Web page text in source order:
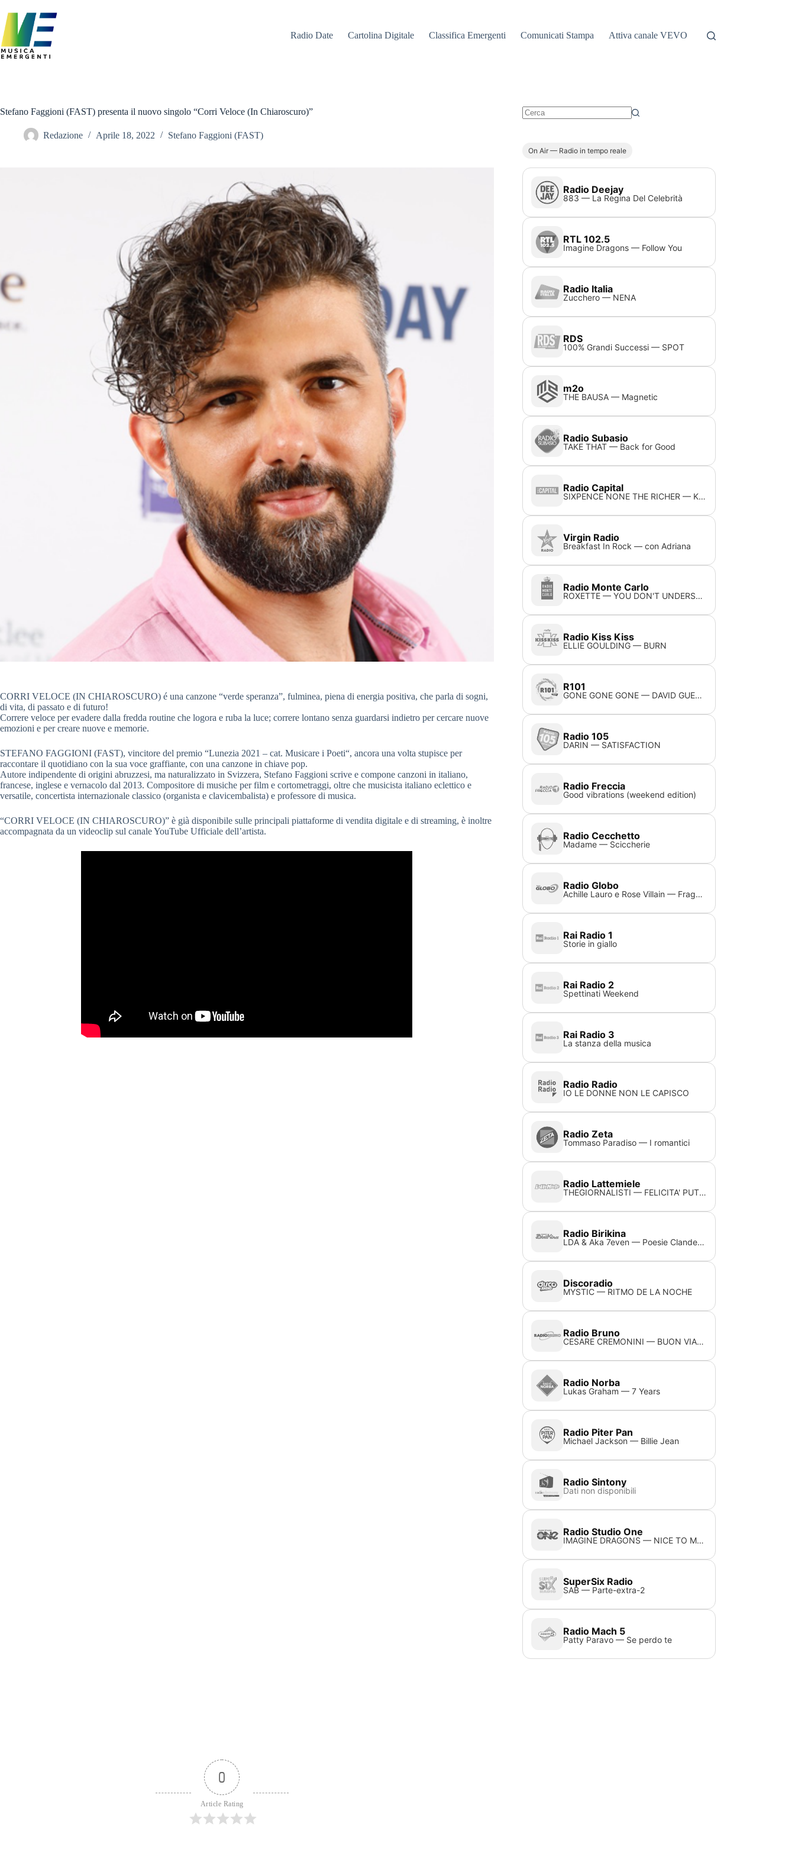
contenuto
Radio Date
Cartolina Digitale Classifica Emergenti Comunicati Stampa Attiva canale VEVO
Stefano Faggioni (FAST) presenta il nuovo singolo “Corri Veloce (In Chiaroscuro)”
Redazione Aprile 18, 2022 Stefano Faggioni (FAST)
CORRI VELOCE (IN CHIAROSCURO) é una canzone “verde speranza”, fulminea, piena di energia positiva, che parla di sogni,
di vita, di passato e di futuro!
Correre veloce per evadere dalla fredda routine che logora e ruba la luce; correre lontano senza guardarsi indietro per cercare nuove
emozioni e per creare nuove e memorie.
STEFANO FAGGIONI (FAST), vincitore del premio “Lunezia 2021 – cat. Musicare i Poeti“, ancora una volta stupisce per
raccontare il quotidiano con la sua voce graffiante, con una canzone in chiave pop.
Autore indipendente di origini abruzzesi, ma naturalizzato in Svizzera, Stefano Faggioni scrive e compone canzoni in italiano,
francese, inglese e vernacolo dal 2013. Compositore di musiche per film e cortometraggi, oltre che musicista italiano eclettico e
versatile, concertista internazionale classico (organista e clavicembalista) e professore di musica.
“CORRI VELOCE (IN CHIAROSCURO)” è già disponibile sulle principali piattaforme di vendita digitale e di streaming, è inoltre
accompagnata da un videoclip sul canale YouTube Ufficiale dell’artista.
On Air — Radio in tempo reale
Radio Deejay
883 — La Regina Del Celebrità
RTL 102.5
Imagine Dragons — Follow You
Radio Italia
Zucchero — NENA
RDS
100% Grandi Successi — SPOT
m2o
THE BAUSA — Magnetic
Radio Subasio
TAKE THAT — Back for Good
Radio Capital
SIXPENCE NONE THE RICHER — Kiss Me
Virgin Radio
Breakfast In Rock — con Adriana
Radio Monte Carlo
ROXETTE — YOU DON'T UNDERSTAND ME
Radio Kiss Kiss
ELLIE GOULDING — BURN
R101
GONE GONE GONE — DAVID GUETTA, TEDDY SWIMS, TONES AND I
Radio 105
DARIN — SATISFACTION
Radio Freccia
Good vibrations (weekend edition)
Radio Cecchetto
Madame — Sciccherie
Radio Globo
Achille Lauro e Rose Villain — Fragole
Rai Radio 1
Storie in giallo
Rai Radio 2
Spettinati Weekend
Rai Radio 3
La stanza della musica
Radio Radio
IO LE DONNE NON LE CAPISCO
Radio Zeta
Tommaso Paradiso — I romantici
Radio Lattemiele
THEGIORNALISTI — FELICITA' PUTTANA
Radio Birikina
LDA & Aka 7even — Poesie Clandestine
Discoradio
MYSTIC — RITMO DE LA NOCHE
Radio Bruno
CESARE CREMONINI — BUON VIAGGIO (SHARE THE LOVE)
Radio Norba
Lukas Graham — 7 Years
Radio Piter Pan
Michael Jackson — Billie Jean
Radio Sintony
Dati non disponibili
Radio Studio One
IMAGINE DRAGONS — NICE TO MEET YOU
SuperSix Radio
SAB — Parte-extra-2
Radio Mach 5
Patty Paravo — Se perdo te
0
Article Rating